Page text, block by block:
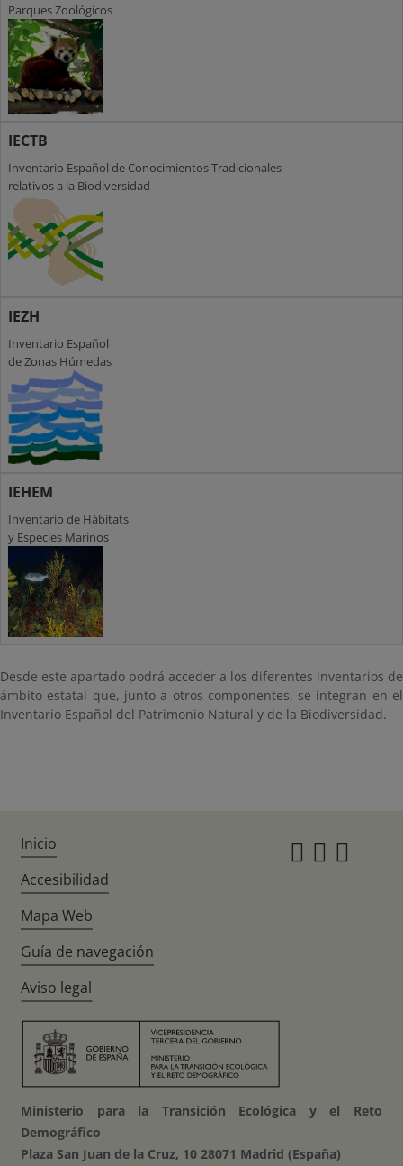
Parques Zoológicos
IECTB
Inventario Español de Conocimientos Tradicionales
relativos a la Biodiversidad
IEZH
Inventario Español
de Zonas Húmedas
IEHEM
Inventario de Hábitats
y Especies Marinos
Desde este apartado podrá acceder a los diferentes inventarios de
ámbito estatal que, junto a otros componentes, se integran en el
Inventario Español del Patrimonio Natural y de la Biodiversidad.
Inicio
Accesibilidad
Mapa Web
Guía de navegación
Aviso legal
Ministerio para la Transición Ecológica y el Reto
Demográfico
Plaza San Juan de la Cruz, 10 28071 Madrid (España)